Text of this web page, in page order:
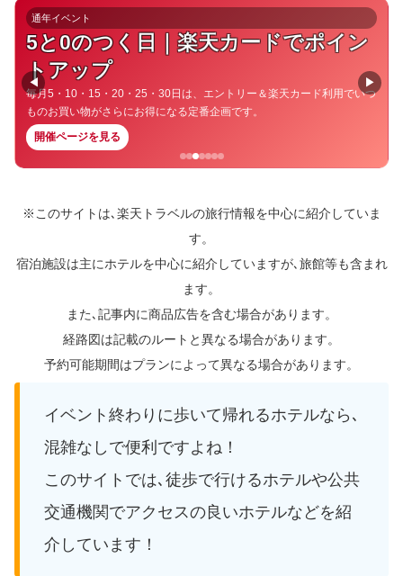
通年イベント
5と0のつく日｜楽天カードでポイン
トアップ
毎月5・10・15・20・25・30日は、エントリー＆楽天カード利用でいつ
ものお買い物がさらにお得になる定番企画です。
開催ページを見る
◀ ▶
※このサイトは､楽天トラベルの旅行情報を中心に紹介していま
す。
宿泊施設は主にホテルを中心に紹介していますが､旅館等も含まれ
ます。
また､記事内に商品広告を含む場合があります。
経路図は記載のルートと異なる場合があります。
予約可能期間はプランによって異なる場合があります。
イベント終わりに歩いて帰れるホテルなら､
混雑なしで便利ですよね！
このサイトでは､徒歩で行けるホテルや公共
交通機関でアクセスの良いホテルなどを紹
介しています！